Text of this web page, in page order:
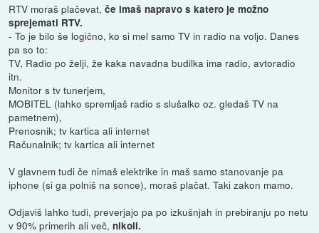
RTV moraš plačevat,če imaš napravo s katero je možno
sprejemati RTV.
- To je bilo še logično, ko si mel samo TV in radio na voljo. Danes
pa so to:
TV, Radio po želji, že kaka navadna budilka ima radio, avtoradio
itn.
Monitor s tv tunerjem,
MOBITEL (lahko spremljaš radio s slušalko oz. gledaš TV na
pametnem),
Prenosnik; tv kartica ali internet
Računalnik; tv kartica ali internet
V glavnem tudi če nimaš elektrike in maš samo stanovanje pa
iphone (si ga polniš na sonce), moraš plačat. Taki zakon mamo.
Odjaviš lahko tudi, preverjajo pa po izkušnjah in prebiranju po netu
v 90% primerih ali več,nikoli.